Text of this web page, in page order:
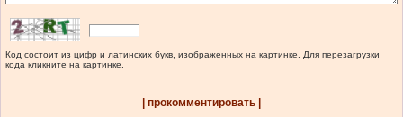
Код состоит из цифр и латинских букв, изображенных на картинке. Для перезагрузки
кода кликните на картинке.
| прокомментировать |